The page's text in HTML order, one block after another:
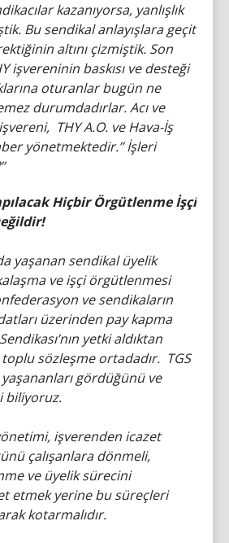
kazanıyorsa, yanlışlık
Bu sendikal anlayışlara geçit
altını çizmiştik. Son
işvereninin baskısı ve desteği
oturanlar bugün ne
durumdadırlar. Acı ve
THY A.O. ve Hava-İş
yönetmektedir.’’ İşleri
Hiçbir Örgütlenme İşçi
yaşanan sendikal üyelik
ve işçi örgütlenmesi
ve sendikaların
üzerinden pay kapma
yetki aldıktan
toplu sözleşme ortadadır. TGS
yaşananları gördüğünü ve
biliyoruz.
işverenden icazet
çalışanlara dönmeli,
ve üyelik sürecini
etmek yerine bu süreçleri
kotarmalıdır.